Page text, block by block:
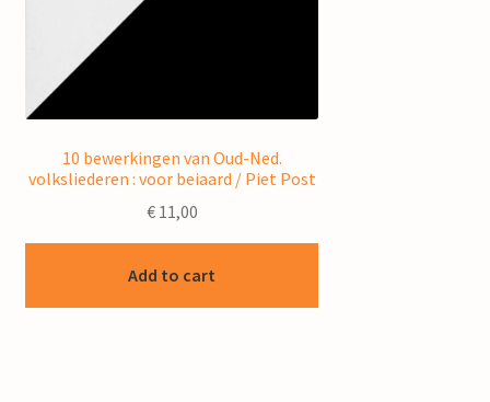
10 bewerkingen van Oud-Ned.
volksliederen : voor beiaard / Piet Post
€11,00
Add to cart